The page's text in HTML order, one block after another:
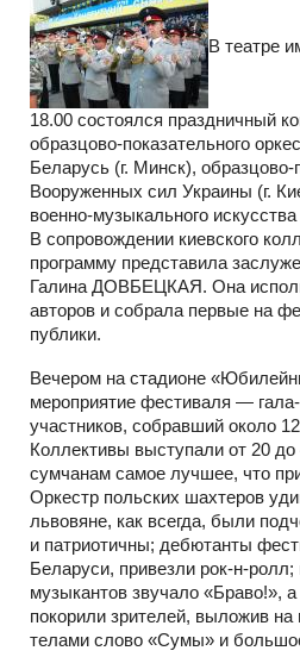
В театре
18.00 состоялся праздничный
образцово-показательного
Беларусь (г. Минск), образцово-
Вооруженных сил Украины (г.
военно-музыкального
В сопровождении киевского
программу представила
Галина ДОВБЕЦКАЯ. Она
авторов и собрала первые на
публики.
Вечером на стадионе
мероприятие фестиваля —
участников, собравший около
Коллективы выступали от 20 до
сумчанам самое лучшее, что
Оркестр польских шахтеров
львовяне, как всегда, были
и патриотичны; дебютанты
Беларуси, привезли рок-н-ролл;
музыкантов звучало «Браво!»,
покорили зрителей, выложив на
телами слово «Сумы» и